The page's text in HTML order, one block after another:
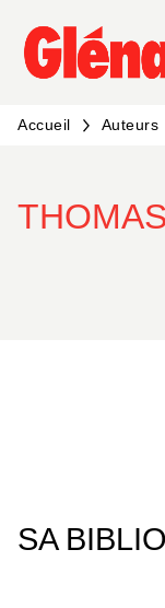
MENU
PIED DE PAGE
Accueil Auteurs
SA